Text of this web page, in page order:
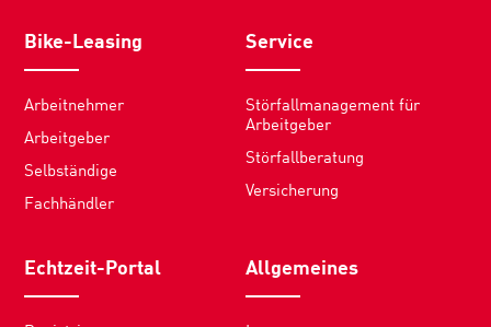
Bike-Leasing
Arbeitnehmer
Arbeitgeber
Selbständige
Fachhändler
Service
Störfallmanagement für
Arbeitgeber
Störfallberatung
Versicherung
Echtzeit-Portal Allgemeines